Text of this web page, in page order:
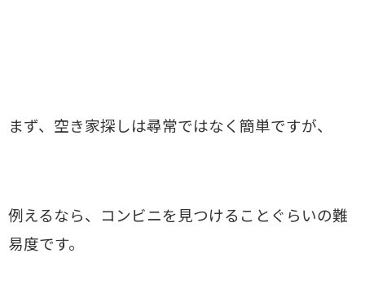
まず、空き家探しは尋常ではなく簡単ですが、
例えるなら、コンビニを見つけることぐらいの難
易度です。